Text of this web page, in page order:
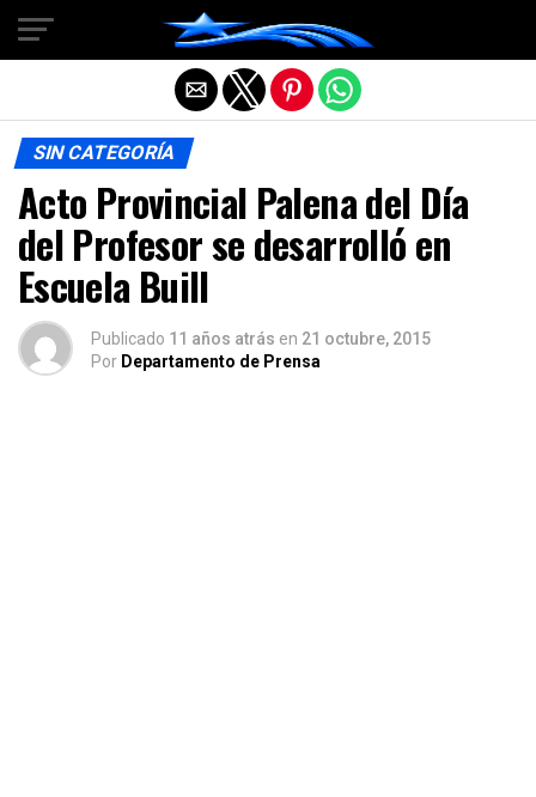
SIN CATEGORÍA
Acto Provincial Palena del Día
del Profesor se desarrolló en
Escuela Buill
Publicado 11 años atrás en 21 octubre, 2015
Por Departamento de Prensa
Salir de la versión móvil